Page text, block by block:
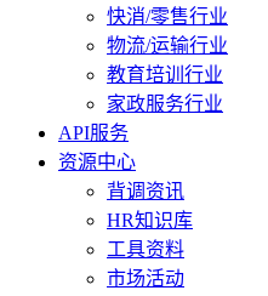
快消/零售行业
物流/运输行业
教育培训行业
家政服务行业
API服务
资源中心
背调资讯
HR知识库
工具资料
市场活动